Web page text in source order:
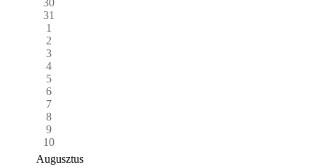
31
1
2
3
4
5
6
7
8
9
10
Augusztus